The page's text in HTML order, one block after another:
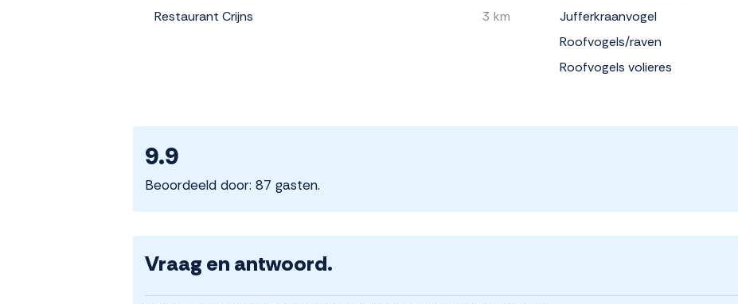
Restaurant Crijns
3 km
Jufferkraanvogel
Roofvogels/raven
Roofvogels volieres
9.9
Beoordeeld door: 87 gasten.
Vraag en antwoord.